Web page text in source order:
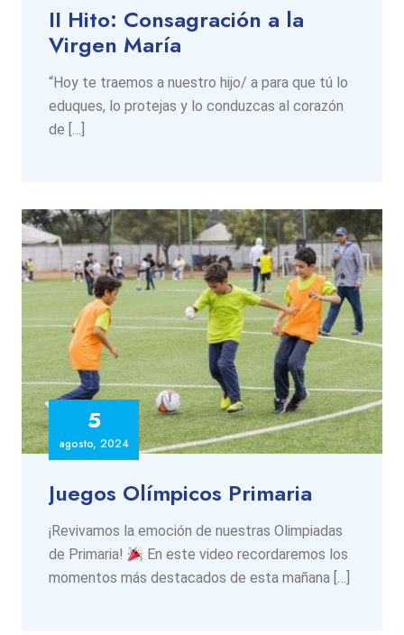
II Hito: Consagración a la
Virgen María
“Hoy te traemos a nuestro hijo/ a para que tú lo
eduques, lo protejas y lo conduzcas al corazón
de […]
5
agosto, 2024
Juegos Olímpicos Primaria
¡Revivamos la emoción de nuestras Olimpiadas
de Primaria!
En este video recordaremos los
momentos más destacados de esta mañana […]